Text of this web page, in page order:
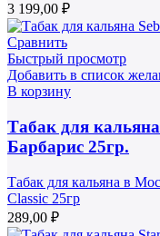
3 199,00 ₽
Сравнить
Быстрый просмотр
Добавить в список
В корзину
Табак для
Барбарис 25гр.
Табак для кальяна в
Classic 25гр
289,00 ₽